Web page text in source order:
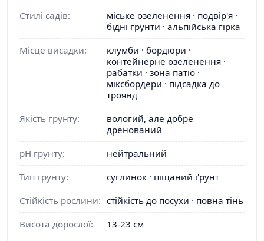
Стилі садів:
міське озеленення · подвір'я ·
бідні грунти · альпійська гірка
Місце висадки:
клумби · бордюри ·
контейнерне озеленення ·
рабатки · зона патіо ·
міксбордери · підсадка до
троянд
Якість грунту:
вологий, але добре
дренований
pH грунту:
нейтральний
Тип грунту:
суглинок · піщаний ґрунт
Стійкість рослини: стійкість до посухи · повна тінь
Висота дорослої:
13-23 см